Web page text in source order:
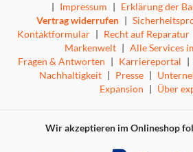
| Impressum | Erklärung der
Vertrag widerrufen |
Kontaktformular | Recht auf Reparatur
Markenwelt | Alle Services
Fragen & Antworten | Karriereportal |
Nachhaltigkeit | Presse |
Expansion | Über
Wir akzeptieren im Onlineshop